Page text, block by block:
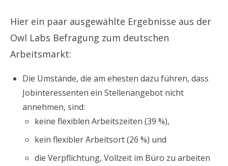
Hier ein paar ausgewählte Ergebnisse aus der
Owl Labs Befragung zum deutschen
Arbeitsmarkt:
Die Umstände, die am ehesten dazu führen, dass
Jobinteressenten ein Stellenangebot nicht
annehmen, sind:
keine flexiblen Arbeitszeiten (39 %),
kein flexibler Arbeitsort (26 %) und
die Verpflichtung, Vollzeit im Büro zu arbeiten